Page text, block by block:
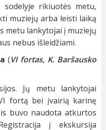
rikiuotės metu,
muziejų arba leisti laiką
metu lankytojai į muziejų
nebus išleidžiami.
(VI fortas, K. Baršausko
Jų metu lankytojai
fortą bei įvairią karinę
buvo naudota atkurtos
į ekskursija